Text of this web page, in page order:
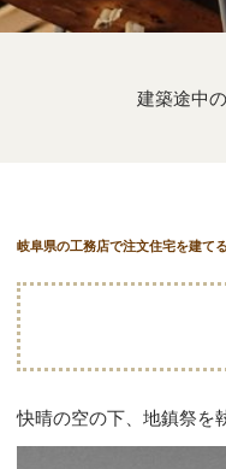
建築途中
岐阜県の工務店で注文住宅を建て
快晴の空の下、地鎮祭を